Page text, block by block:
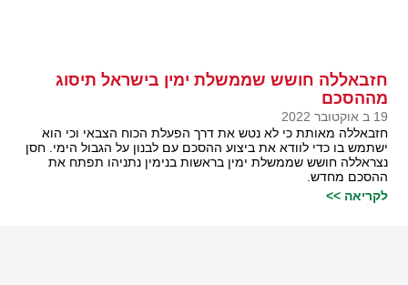
חזבאללה חושש שממשלת ימין בישראל תיסוג
מההסכם
19 ב אוקטובר 2022
חזבאללה מאותת כי לא נטש את דרך הפעלת הכוח הצבאי וכי הוא
ישתמש בו כדי לוודא את ביצוע ההסכם עם לבנון על הגבול הימי. חסן
נצראללה חושש שממשלת ימין בראשות בנימין נתניהו תפתח את
ההסכם מחדש.
לקריאה >>